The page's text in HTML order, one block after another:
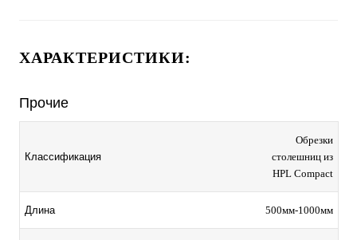
ХАРАКТЕРИСТИКИ:
Прочие
Классификация
Обрезки
столешниц из
HPL Compact
Длина 500мм-1000мм